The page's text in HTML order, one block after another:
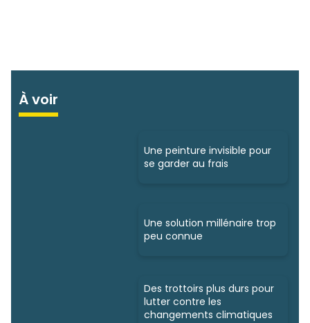
À voir
Une peinture invisible pour
se garder au frais
Une solution millénaire trop
peu connue
Des trottoirs plus durs pour
lutter contre les
changements climatiques